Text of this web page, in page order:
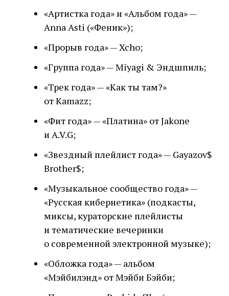
«Артистка года» и «Альбом года» —
Anna Asti («Феник»);
«Прорыв года» — Xcho;
«Группа года» — Miyagi & Эндшпиль;
«Трек года» — «Как ты там?»
от Kamazz;
«Фит года» — «Платина» от Jakone
и A.V.G;
«Звездный плейлист года» — Gayazov$
Brother$;
«Музыкальное сообщество года» —
«Русская кибернетика» (подкасты,
миксы, кураторские плейлисты
и тематические вечеринки
о современной электронной музыке);
«Обложка года» — альбом
«Мэйбилэнд» от Мэйби Бэйби;